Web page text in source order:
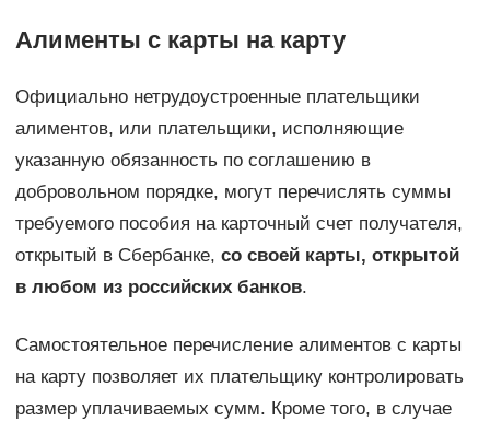
Алименты с карты на карту
Официально нетрудоустроенные плательщики
алиментов, или плательщики, исполняющие
указанную обязанность по соглашению в
добровольном порядке, могут перечислять суммы
требуемого пособия на карточный счет получателя,
открытый в Сбербанке, со своей карты, открытой
в любом из российских банков.
Самостоятельное перечисление алиментов с карты
на карту позволяет их плательщику контролировать
размер уплачиваемых сумм. Кроме того, в случае